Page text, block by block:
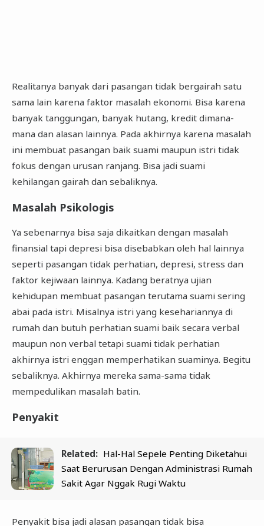
Realitanya banyak dari pasangan tidak bergairah satu
sama lain karena faktor masalah ekonomi. Bisa karena
banyak tanggungan, banyak hutang, kredit dimana-
mana dan alasan lainnya. Pada akhirnya karena masalah
ini membuat pasangan baik suami maupun istri tidak
fokus dengan urusan ranjang. Bisa jadi suami
kehilangan gairah dan sebaliknya.
Masalah Psikologis
Ya sebenarnya bisa saja dikaitkan dengan masalah
finansial tapi depresi bisa disebabkan oleh hal lainnya
seperti pasangan tidak perhatian, depresi, stress dan
faktor kejiwaan lainnya. Kadang beratnya ujian
kehidupan membuat pasangan terutama suami sering
abai pada istri. Misalnya istri yang kesehariannya di
rumah dan butuh perhatian suami baik secara verbal
maupun non verbal tetapi suami tidak perhatian
akhirnya istri enggan memperhatikan suaminya. Begitu
sebaliknya. Akhirnya mereka sama-sama tidak
mempedulikan masalah batin.
Penyakit
Related: Hal-Hal Sepele Penting Diketahui
Saat Berurusan Dengan Administrasi Rumah
Sakit Agar Nggak Rugi Waktu
Penyakit bisa jadi alasan pasangan tidak bisa